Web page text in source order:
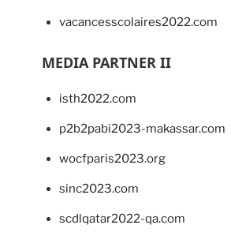
vacancesscolaires2022.com
MEDIA PARTNER II
isth2022.com
p2b2pabi2023-makassar.com
wocfparis2023.org
sinc2023.com
scdlqatar2022-qa.com